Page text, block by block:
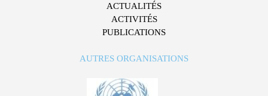
ACTUALITÉS
ACTIVITÉS
PUBLICATIONS
AUTRES ORGANISATIONS